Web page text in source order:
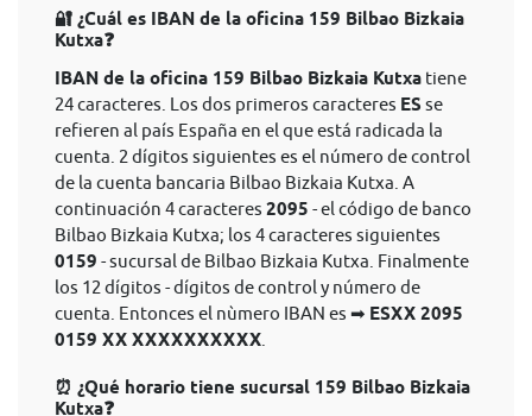
🔐 ¿Cuál es IBAN de la oficina 159 Bilbao Bizkaia
Kutxa❓
IBAN de la oficina 159 Bilbao Bizkaia Kutxa tiene
24 caracteres. Los dos primeros caracteres ES se
refieren al país España en el que está radicada la
cuenta. 2 dígitos siguientes es el número de control
de la cuenta bancaria Bilbao Bizkaia Kutxa. A
continuación 4 caracteres 2095 - el código de banco
Bilbao Bizkaia Kutxa; los 4 caracteres siguientes
0159 - sucursal de Bilbao Bizkaia Kutxa. Finalmente
los 12 dígitos - dígitos de control y número de
cuenta. Entonces el nùmero IBAN es ➡ ESXX 2095
0159 XX XXXXXXXXXX
⏰ ¿Qué horario tiene sucursal 159 Bilbao Bizkaia
Kutxa❓